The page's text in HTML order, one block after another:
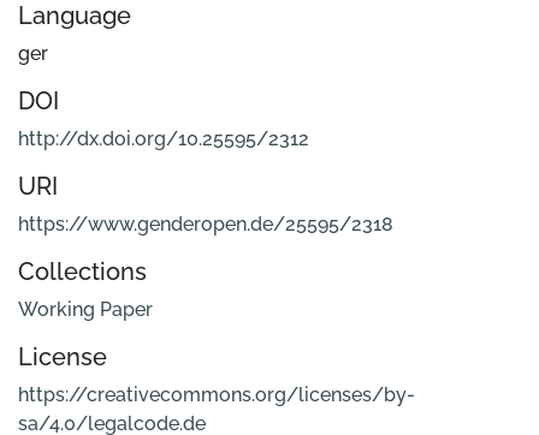
Language
ger
DOI
http://dx.doi.org/10.25595/2312
URI
https://www.genderopen.de/25595/2318
Collections
Working Paper
License
https://creativecommons.org/licenses/by-
sa/4.0/legalcode.de